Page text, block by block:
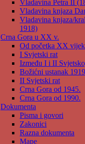
Vladavina Petra II
Vladavina knjaza
Vladavina knjaza/
1918)
Crna Gora u XX v.
Od početka XX
I Svjetski rat
Između I i II
Božićni ustanak
II Svjetski rat
Crna Gora od 1945.
Crna Gora od 1990.
Dokumenta
Pisma i govori
Zakonici
Razna dokumenta
Mape